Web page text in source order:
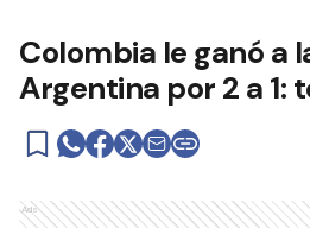
Colombia le ganó a
Argentina por 2 a 1:
Ads